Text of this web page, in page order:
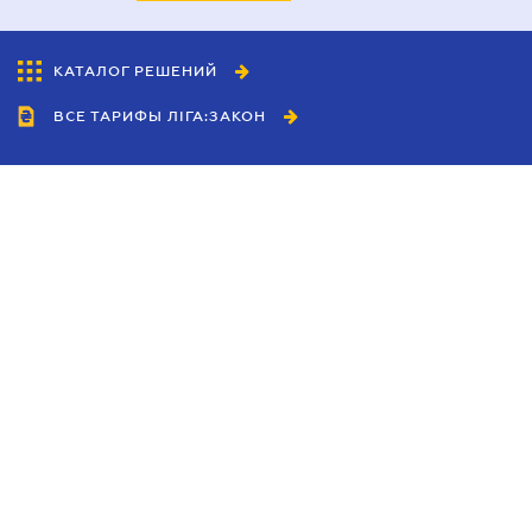
КАТАЛОГ РЕШЕНИЙ
ВСЕ ТАРИФЫ ЛІГА:ЗАКОН